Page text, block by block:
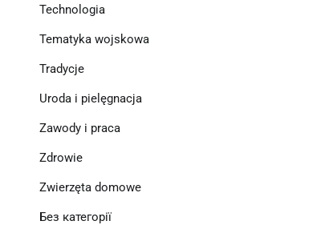
Technologia
Tematyka wojskowa
Tradycje
Uroda i pielęgnacja
Zawody i praca
Zdrowie
Zwierzęta domowe
Без категорії